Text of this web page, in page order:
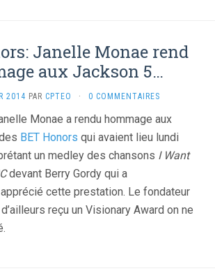
Janelle Monae rend
aux Jackson 5…
2014 PAR CPTEO · 0 COMMENTAIRES
Monae a rendu hommage aux
BET Honors qui avaient lieu lundi
un medley des chansons I Want
devant Berry Gordy qui a
cette prestation. Le fondateur
reçu un Visionary Award on ne